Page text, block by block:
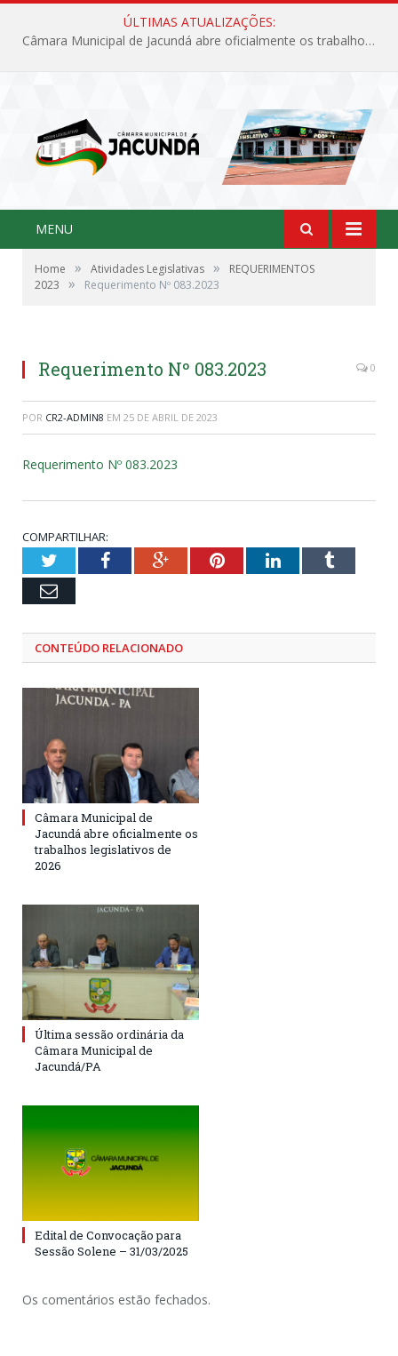
ÚLTIMAS ATUALIZAÇÕES:
Câmara Municipal de Jacundá abre oficialmente os trabalhos legislativos de 2026
MENU
Home » Atividades Legislativas »
REQUERIMENTOS
2023
» Requerimento Nº 083.2023
Requerimento Nº 083.2023 0
POR CR2-ADMIN8 EM 25 DE ABRIL DE 2023
Requerimento Nº 083.2023
COMPARTILHAR:
TwitterFacebookGoogle+PinterestLinkedInTumblr
Email
CONTEÚDO RELACIONADO
Câmara Municipal de
Jacundá abre oficialmente os
trabalhos legislativos de
2026
Última sessão ordinária da
Câmara Municipal de
Jacundá/PA
Edital de Convocação para
Sessão Solene – 31/03/2025
Os comentários estão fechados.